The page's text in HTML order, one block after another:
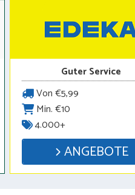
Guter Service
Von €5,99
Min. €10
4.000+
ANGEBOTE